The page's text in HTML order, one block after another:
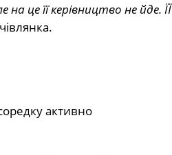
це її керівництво не йде. ЇЇ
активно